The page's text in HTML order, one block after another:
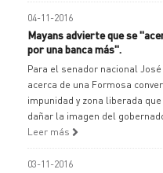
04-11-2016
Mayans advierte que se
por una banca más".
Para el senador nacional
acerca de una Formosa
impunidad y zona liberada
dañar la imagen del
Leer más
03-11-2016